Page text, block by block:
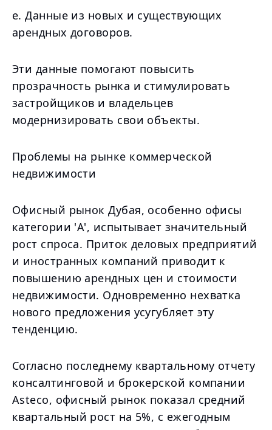
e. Данные из новых и существующих
арендных договоров.
Эти данные помогают повысить
прозрачность рынка и стимулировать
застройщиков и владельцев
модернизировать свои объекты.
Проблемы на рынке коммерческой
недвижимости
Офисный рынок Дубая, особенно офисы
категории 'A', испытывает значительный
рост спроса. Приток деловых предприятий
и иностранных компаний приводит к
повышению арендных цен и стоимости
недвижимости. Одновременно нехватка
нового предложения усугубляет эту
тенденцию.
Согласно последнему квартальному отчету
консалтинговой и брокерской компании
Asteco, офисный рынок показал средний
квартальный рост на 5%, с ежегодным